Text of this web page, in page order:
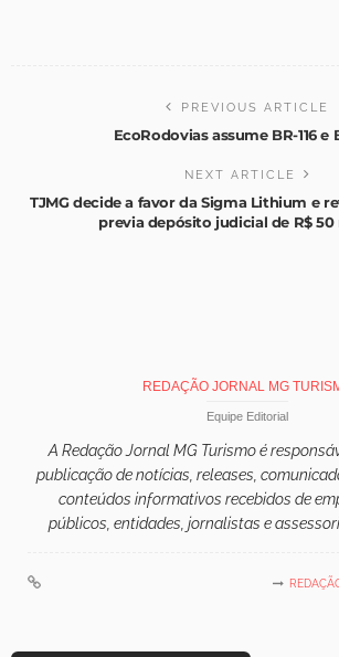
PREVIOUS ARTICLE
EcoRodovias assume BR-116 e
NEXT ARTICLE
TJMG decide a favor da Sigma Lithium e
previa depósito judicial de R$
REDAÇÃO JORNAL MG
Equipe Editorial
A Redação Jornal MG Turismo é
publicação de notícias, releases,
conteúdos informativos recebidos de
públicos, entidades, jornalistas e